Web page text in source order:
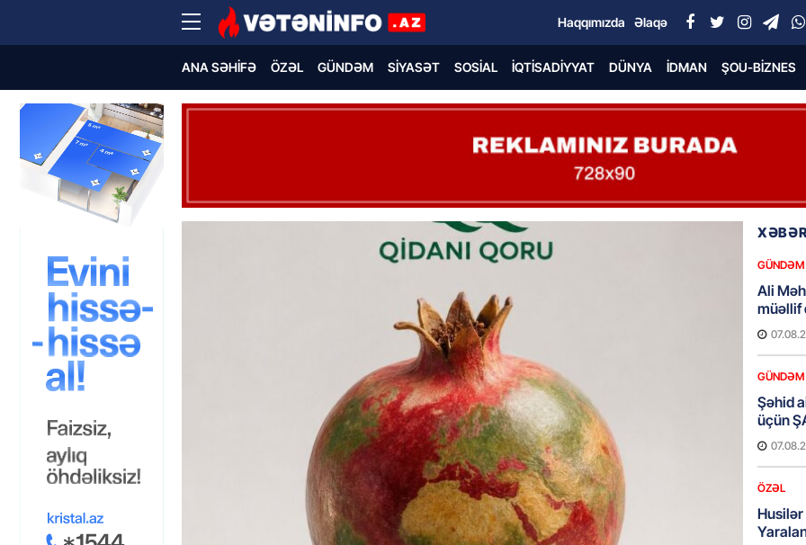
Haqqımızda Əlaqə
ANA SƏHIFƏ ÖZƏL GÜNDƏM SIYASƏT SOSIAL İQTISADIYYAT DÜNYA İDMAN ŞOU-BIZNES
GÜNDƏM
Ali
müəllif
GÜNDƏM
Şəhid
üçün
ÖZƏL
Husilər